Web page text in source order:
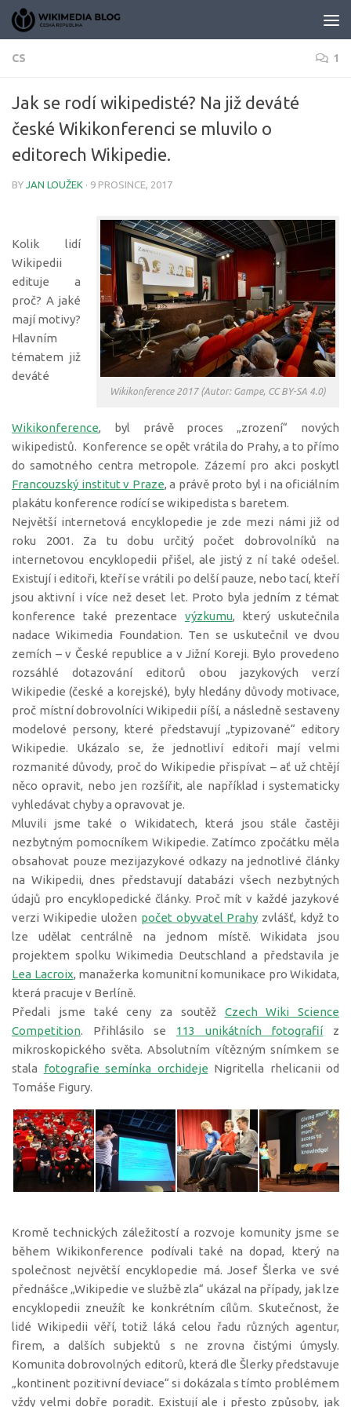
Skip to content
CS 1
Jak se rodí wikipedisté? Na již deváté
české Wikikonferenci se mluvilo o
editorech Wikipedie.
BY JAN LOUŽEK · 9 PROSINCE, 2017
Wikikonference 2017 (Autor: Gampe, CC BY-SA 4.0)
Kolik lidí
Wikipedii
edituje a
proč? A jaké
mají motivy?
Hlavním
tématem již
deváté
Wikikonference, byl právě proces „zrození“ nových
wikipedistů. Konference se opět vrátila do Prahy, a to přímo
do samotného centra metropole. Zázemí pro akci poskytl
Francouzský institut v Praze, a právě proto byl i na oficiálním
plakátu konference rodící se wikipedista s baretem.
Největší internetová encyklopedie je zde mezi námi již od
roku 2001. Za tu dobu určitý počet dobrovolníků na
internetovou encyklopedii přišel, ale jistý z ní také odešel.
Existují i editoři, kteří se vrátili po delší pauze, nebo tací, kteří
jsou aktivní i více než deset let. Proto byla jedním z témat
konference také prezentace výzkumu, který uskutečnila
nadace Wikimedia Foundation. Ten se uskutečnil ve dvou
zemích – v České republice a v Jižní Koreji. Bylo provedeno
rozsáhlé dotazování editorů obou jazykových verzí
Wikipedie (české a korejské), byly hledány důvody motivace,
proč místní dobrovolníci Wikipedii píší, a následně sestaveny
modelové persony, které představují „typizované“ editory
Wikipedie. Ukázalo se, že jednotliví editoři mají velmi
rozmanité důvody, proč do Wikipedie přispívat – ať už chtějí
něco opravit, nebo jen rozšířit, ale například i systematicky
vyhledávat chyby a opravovat je.
Mluvili jsme také o Wikidatech, která jsou stále častěji
nezbytným pomocníkem Wikipedie. Zatímco zpočátku měla
obsahovat pouze mezijazykové odkazy na jednotlivé články
na Wikipedii, dnes představují databázi všech nezbytných
údajů pro encyklopedické články. Proč mít v každé jazykové
verzi Wikipedie uložen počet obyvatel Prahy zvlášť, když to
lze udělat centrálně na jednom místě. Wikidata jsou
projektem spolku Wikimedia Deutschland a představila je
Lea Lacroix, manažerka komunitní komunikace pro Wikidata,
která pracuje v Berlíně.
Předali jsme také ceny za soutěž Czech Wiki Science
Competition. Přihlásilo se 113 unikátních fotografií z
mikroskopického světa. Absolutním vítězným snímkem se
stala fotografie semínka orchideje Nigritella rhelicanii od
Tomáše Figury.
Kromě technických záležitostí a rozvoje komunity jsme se
během Wikikonference podívali také na dopad, který na
společnost největší encyklopedie má. Josef Šlerka ve své
přednášce „Wikipedie ve službě zla“ ukázal na případy, jak lze
encyklopedii zneužít ke konkrétním cílům. Skutečnost, že
lidé Wikipedii věří, totiž láká celou řadu různých agentur,
firem, a dalších subjektů s ne zrovna čistými úmysly.
Komunita dobrovolných editorů, která dle Šlerky představuje
„kontinent pozitivní deviace“ si dokázala s tímto problémem
vždy velmi dobře poradit. Existují ale i přesto způsoby, jak